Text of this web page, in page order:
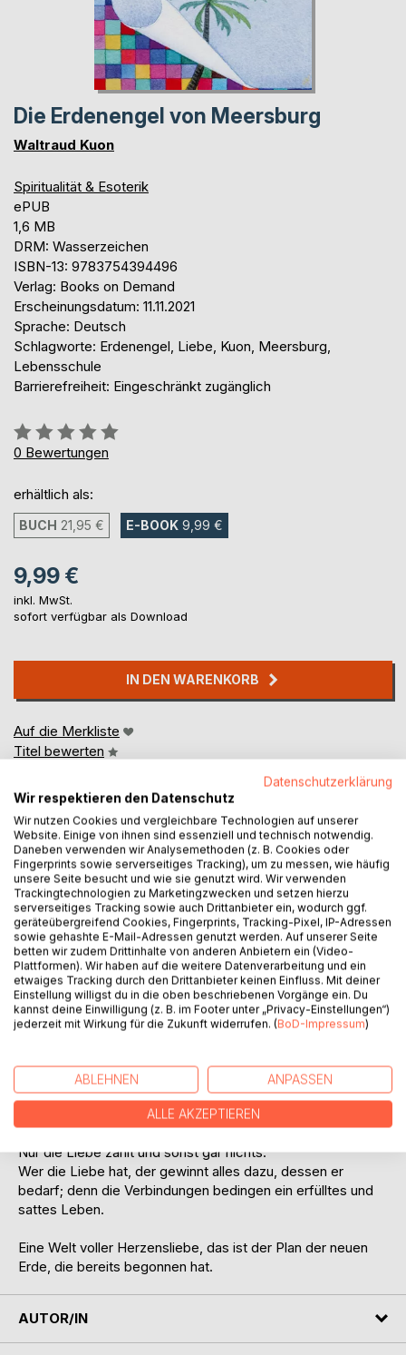
Die Erdenengel von Meersburg
Waltraud Kuon
Spiritualität & Esoterik
ePUB
1,6 MB
DRM: Wasserzeichen
ISBN-13: 9783754394496
Verlag: Books on Demand
Erscheinungsdatum: 11.11.2021
Sprache: Deutsch
Schlagworte: Erdenengel, Liebe, Kuon, Meersburg,
Lebensschule
Barrierefreiheit: Eingeschränkt zugänglich
Bewertung::
0%
0 Bewertungen
erhältlich als:
BUCH 21,95 € E-BOOK 9,99 €
9,99 €
inkl. MwSt.
sofort verfügbar als Download
IN DEN WARENKORB
Auf die Merkliste
Titel bewerten
BESCHREIBUNG
Die Menschen sind aufgefordert, zu sich selbst zu
kommen, ihr Lebensglück im tiefen inneren goldenen Kern
zu finden.
Die Liebe des Herzens ruft uns allen zu: Seid sanftmütig im
Verneigt euch ehrfurchtsvoll vor der Liebe in euch selbst
und vor der Liebe eures Nächsten.
Nur die Liebe zählt und sonst gar nichts.
Wer die Liebe hat, der gewinnt alles dazu, dessen er
bedarf; denn die Verbindungen bedingen ein erfülltes und
sattes Leben.
Eine Welt voller Herzensliebe, das ist der Plan der neuen
Erde, die bereits begonnen hat.
AUTOR/IN
Datenschutzerklärung
Wir respektieren den Datenschutz
Wir nutzen Cookies und vergleichbare Technologien auf unserer
Website. Einige von ihnen sind essenziell und technisch notwendig.
Daneben verwenden wir Analysemethoden (z. B. Cookies oder
Fingerprints sowie serverseitiges Tracking), um zu messen, wie häufig
unsere Seite besucht und wie sie genutzt wird. Wir verwenden
Trackingtechnologien zu Marketingzwecken und setzen hierzu
serverseitiges Tracking sowie auch Drittanbieter ein, wodurch ggf.
geräteübergreifend Cookies, Fingerprints, Tracking-Pixel, IP-Adressen
sowie gehashte E-Mail-Adressen genutzt werden. Auf unserer Seite
betten wir zudem Drittinhalte von anderen Anbietern ein (Video-
Plattformen). Wir haben auf die weitere Datenverarbeitung und ein
etwaiges Tracking durch den Drittanbieter keinen Einfluss. Mit deiner
Einstellung willigst du in die oben beschriebenen Vorgänge ein. Du
kannst deine Einwilligung (z. B. im Footer unter „Privacy-Einstellungen“)
jederzeit mit Wirkung für die Zukunft widerrufen. (BoD-Impressum)
ABLEHNEN ANPASSEN
ALLE AKZEPTIEREN